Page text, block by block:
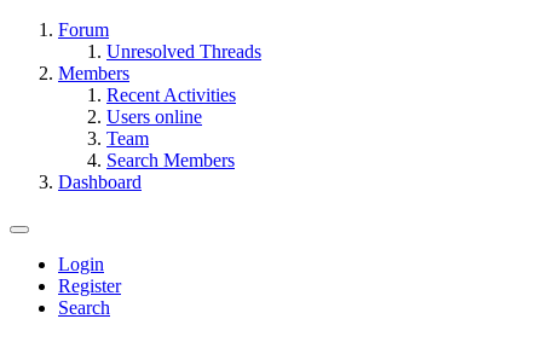
Forum
Unresolved Threads
Members
Recent Activities
Users online
Team
Search Members
Dashboard
Login
Register
Search